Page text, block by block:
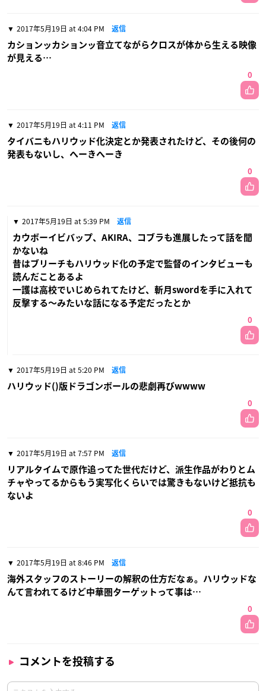
2017年5月19日 at 4:04 PM 返信
カションッカションッ音立てながらクロスが体から生える映像
が見える…
0
2017年5月19日 at 4:11 PM 返信
タイバニもハリウッド化決定とか発表されたけど、その後何の
発表もないし、へーきへーき
0
2017年5月19日 at 5:39 PM 返信
カウボーイビバップ、AKIRA、コブラも進展したって話を聞
かないね
昔はブリーチもハリウッド化の予定で監督のインタビューも
読んだことあるよ
一護は高校でいじめられてたけど、斬月swordを手に入れて
反撃する〜みたいな話になる予定だったとか
0
2017年5月19日 at 5:20 PM 返信
ハリウッド()版ドラゴンボールの悲劇再びwwww
0
2017年5月19日 at 7:57 PM 返信
リアルタイムで原作追ってた世代だけど、派生作品がわりとム
チャやってるからもう実写化くらいでは驚きもないけど抵抗も
ないよ
0
2017年5月19日 at 8:46 PM 返信
海外スタッフのストーリーの解釈の仕方だなぁ。ハリウッドな
んて言われてるけど中華圏ターゲットって事は…
0
コメントを投稿する